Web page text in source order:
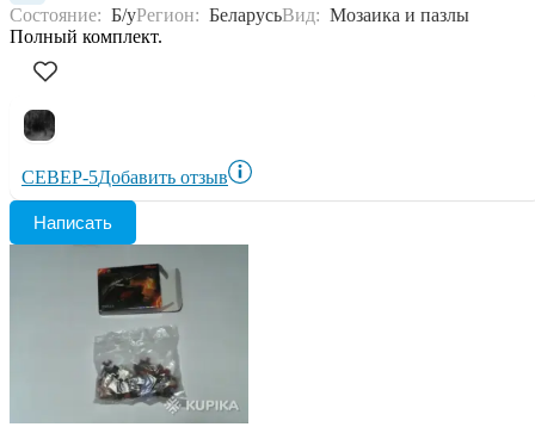
Состояние: Б/уРегион: БеларусьВид: Мозаика и пазлы
Полный комплект.
СЕВЕР-5Добавить отзыв
Написать